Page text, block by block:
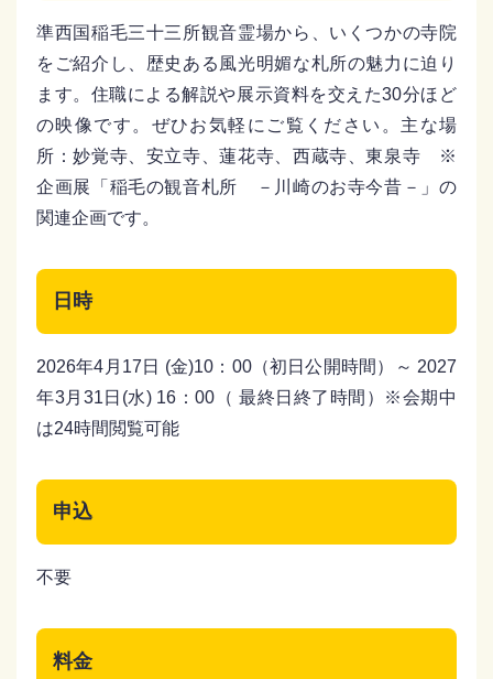
準西国稲毛三十三所観音霊場から、いくつかの寺院
をご紹介し、歴史ある風光明媚な札所の魅力に迫り
ます。住職による解説や展示資料を交えた30分ほど
の映像です。ぜひお気軽にご覧ください。主な場
所：妙覚寺、安立寺、蓮花寺、西蔵寺、東泉寺 ※
企画展「稲毛の観音札所 －川崎のお寺今昔－」の
関連企画です。
日時
2026年4月17日 (金)10：00（初日公開時間）～ 2027
年3月31日(水) 16：00（ 最終日終了時間）※会期中
は24時間閲覧可能
申込
不要
料金